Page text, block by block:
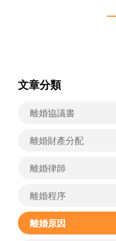
文章分類
離婚協議書
離婚財產分配
離婚律師
離婚程序
離婚原因